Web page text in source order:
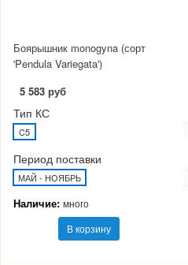
Боярышник monogyna (сорт
'Pendula Variegata')
5 583 руб
Тип КС
C5
Период поставки
МАЙ - НОЯБРЬ
Наличие: много
В корзину